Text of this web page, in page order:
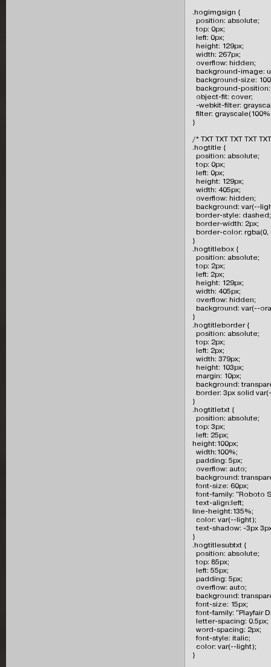
.hogimgsign {
  position: absolute;
  top: 0px;
  left: 0px;
  height: 129px;
  width: 267px;
  overflow: hidden;
background-image:
background-size:
background-position:
  object-fit: cover;
-webkit-filter:
filter:
}
/* TXT TXT TXT TXT
.hogtitle {
  position: absolute;
  top: 0px;
  left: 0px;
  height: 129px;
  width: 405px;
  overflow: hidden;
background: var(--
  border-style: dashed;
  border-width: 2px;
border-color: rgba(0,
}
.hogtitlebox {
  position: absolute;
  top: 2px;
  left: 2px;
  height: 129px;
  width: 405px;
  overflow: hidden;
background: var(--
}
.hogtitleborder {
  position: absolute;
  top: 2px;
  left: 2px;
  width: 379px;
  height: 103px;
  margin: 10px;
background:
border: 3px solid
}
.hogtitletxt {
  position: absolute;
  top: 3px;
  left: 25px;
height:100px;
  width:100%;
  padding: 5px;
  overflow: auto;
background:
  font-size: 60px;
font-family: "Roboto
  text-align:left;
line-height:135%;
  color: var(--light);
text-shadow: -3px
}
.hogtitlesubtxt {
  position: absolute;
  top: 85px;
  left: 55px;
  padding: 5px;
  overflow: auto;
background:
  font-size: 15px;
font-family: "Playfair
  letter-spacing: 0.5px;
  word-spacing: 2px;
  font-style: italic;
  color: var(--light);
}